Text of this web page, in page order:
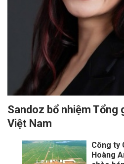
Sandoz bổ nhiệm Tổng
Việt Nam
Công ty
Hoàng